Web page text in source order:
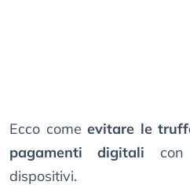
Ecco comeevitare le
pagamenti digitali con
dispositivi.